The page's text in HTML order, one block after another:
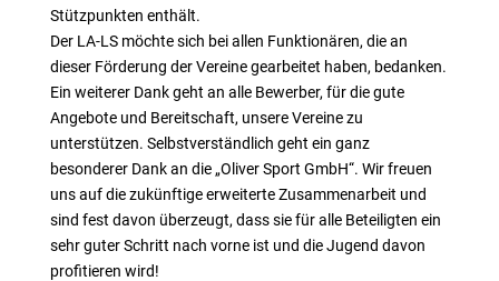
Stützpunkten enthält.
Der LA-LS möchte sich bei allen Funktionären, die an
dieser Förderung der Vereine gearbeitet haben, bedanken.
Ein weiterer Dank geht an alle Bewerber, für die gute
Angebote und Bereitschaft, unsere Vereine zu
unterstützen. Selbstverständlich geht ein ganz
besonderer Dank an die „Oliver Sport GmbH“. Wir freuen
uns auf die zukünftige erweiterte Zusammenarbeit und
sind fest davon überzeugt, dass sie für alle Beteiligten ein
sehr guter Schritt nach vorne ist und die Jugend davon
profitieren wird!